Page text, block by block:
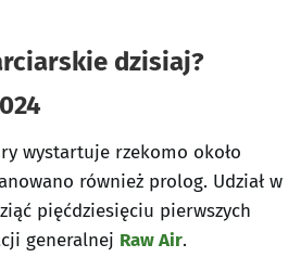
dzisiaj?
wystartuje rzekomo około
również prolog. Udział w
pięćdziesięciu pierwszych
generalnej Raw Air.